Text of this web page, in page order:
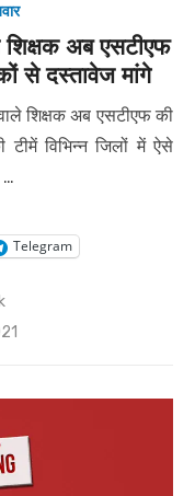
शिक्षक अब एसटीएफ
से दस्तावेज मांगे
वाले शिक्षक अब एसटीएफ की
विभिन्न जिलों में ऐसे
…
Telegram